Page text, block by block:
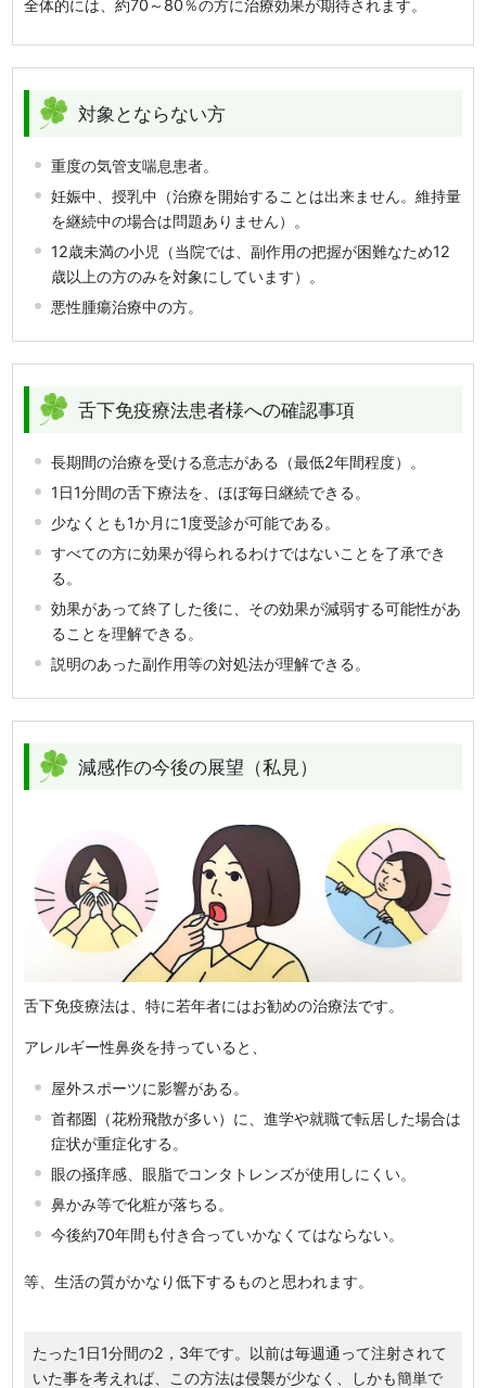
全体的には、約70～80％の方に治療効果が期待されます。
対象とならない方
重度の気管支喘息患者。
妊娠中、授乳中（治療を開始することは出来ません。維持量
を継続中の場合は問題ありません）。
12歳未満の小児（当院では、副作用の把握が困難なため12
歳以上の方のみを対象にしています）。
悪性腫瘍治療中の方。
舌下免疫療法患者様への確認事項
長期間の治療を受ける意志がある（最低2年間程度）。
1日1分間の舌下療法を、ほぼ毎日継続できる。
少なくとも1か月に1度受診が可能である。
すべての方に効果が得られるわけではないことを了承でき
る。
効果があって終了した後に、その効果が減弱する可能性があ
ることを理解できる。
説明のあった副作用等の対処法が理解できる。
減感作の今後の展望（私見）
舌下免疫療法は、特に若年者にはお勧めの治療法です。
アレルギー性鼻炎を持っていると、
屋外スポーツに影響がある。
首都圏（花粉飛散が多い）に、進学や就職で転居した場合は
症状が重症化する。
眼の掻痒感、眼脂でコンタトレンズが使用しにくい。
鼻かみ等で化粧が落ちる。
今後約70年間も付き合っていかなくてはならない。
等、生活の質がかなり低下するものと思われます。
たった1日1分間の2，3年です。以前は毎週通って注射されて
いた事を考えれば、この方法は侵襲が少なく、しかも簡単で